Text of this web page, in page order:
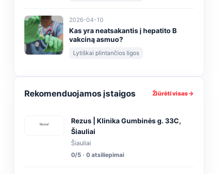
2026-04-10
Kas yra neatsakantis į hepatito B
vakciną asmuo?
Lytiškai plintančios ligos
Rekomenduojamos įstaigos Žiūrėti visas →
Rezus | Klinika Gumbinės g. 33C,
Šiauliai
Šiauliai
0/5 · 0 atsiliepimai